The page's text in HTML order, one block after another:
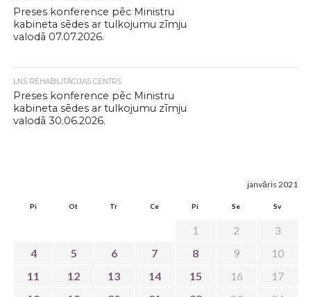
Preses konference pēc Ministru
kabineta sēdes ar tulkojumu zīmju
valodā 07.07.2026.
LNS REHABILITĀCIJAS CENTRS
Preses konference pēc Ministru
kabineta sēdes ar tulkojumu zīmju
valodā 30.06.2026.
janvāris 2021
Pi Ot Tr Ce Pi Se Sv
1 2
3
4
5 6 7 8 9
10
11
12 13 14 15 16
17